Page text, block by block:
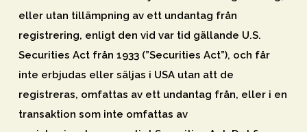
eller utan tillämpning av ett undantag från
registrering, enligt den vid var tid gällande U.S.
Securities Act från 1933 (”Securities Act”), och får
inte erbjudas eller säljas i USA utan att de
registreras, omfattas av ett undantag från, eller i en
transaktion som inte omfattas av